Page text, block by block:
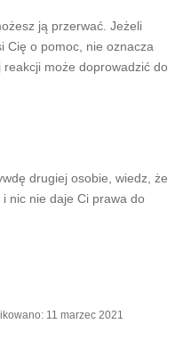
ją przerwać. Jeżeli
Cię o pomoc, nie oznacza
może doprowadzić do
drugiej osobie, wiedz, że
nic nie daje Ci prawa do
11 marzec 2021